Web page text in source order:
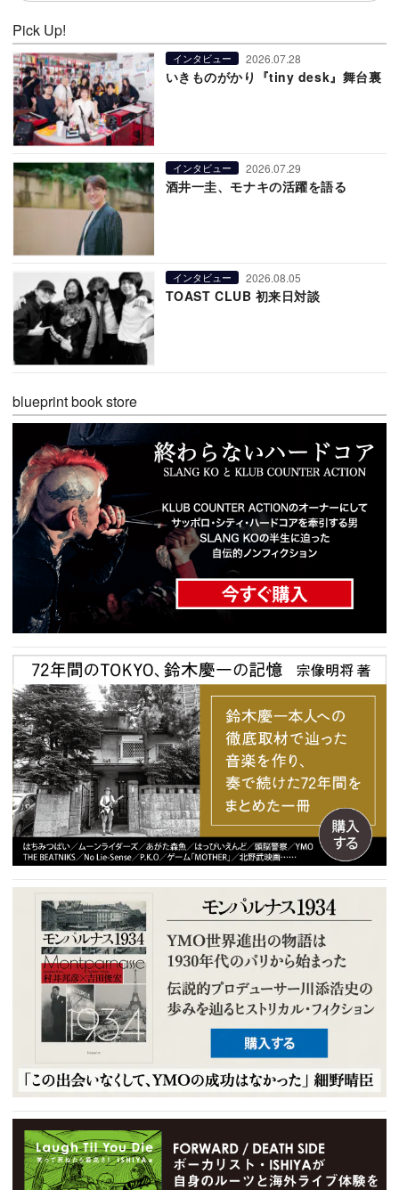
Pick Up!
インタビュー 2026.07.28
いきものがかり『tiny desk』舞台裏
インタビュー 2026.07.29
酒井一圭、モナキの活躍を語る
インタビュー 2026.08.05
TOAST CLUB 初来日対談
blueprint book store